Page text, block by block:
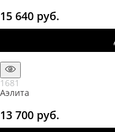
15 640 руб.
1681
Аэлита
13 700 руб.